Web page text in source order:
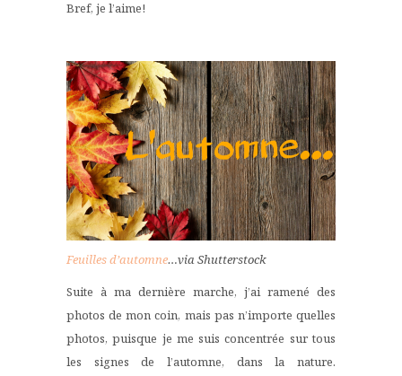
Bref, je l’aime!
Feuilles d’automne…via Shutterstock
Suite à ma dernière marche, j’ai ramené des
photos de mon coin, mais pas n’importe quelles
photos, puisque je me suis concentrée sur tous
les signes de l’automne, dans la nature.